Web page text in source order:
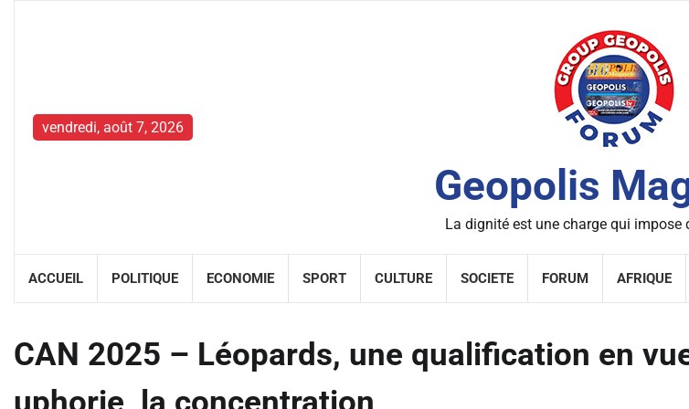
vendredi, août 7, 2026
Geopolis
La dignité est une charge qui impose
ACCUEIL POLITIQUE ECONOMIE SPORT CULTURE SOCIETE FORUM AFRIQUE
CAN 2025 – Léopards, une qualification en